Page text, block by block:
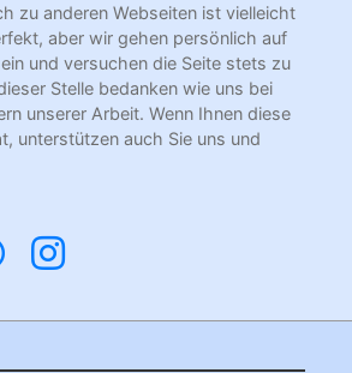
zu anderen Webseiten ist vielleicht
aber wir gehen persönlich auf
und versuchen die Seite stets zu
Stelle bedanken wie uns bei
unserer Arbeit. Wenn Ihnen diese
unterstützen auch Sie uns und